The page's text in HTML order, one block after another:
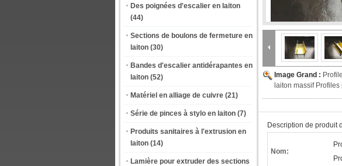
Des poignées d'escalier en laiton
(44)
Sections de boulons de fermeture en
laiton (30)
Bandes d'escalier antidérapantes en
laiton (52)
Matériel en alliage de cuivre (21)
Série de pinces à stylo en laiton (7)
Produits sanitaires à l'extrusion en
laiton (14)
Lamière pour extruder des sections
Image Grand :
laiton massif
Description de produit
Nom: